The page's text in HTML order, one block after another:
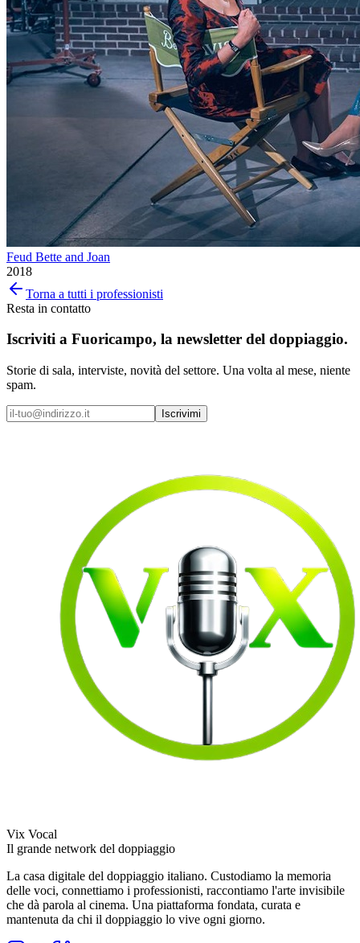
Feud Bette and Joan
2018
Torna a tutti i professionisti
Resta in contatto
Iscriviti a Fuoricampo, la newsletter del doppiaggio.
Storie di sala, interviste, novità del settore. Una volta al mese, niente
spam.
Iscrivimi
Vix Vocal
Il grande network del doppiaggio
La casa digitale del doppiaggio italiano. Custodiamo la memoria
delle voci, connettiamo i professionisti, raccontiamo l'arte invisibile
che dà parola al cinema. Una piattaforma fondata, curata e
mantenuta da chi il doppiaggio lo vive ogni giorno.